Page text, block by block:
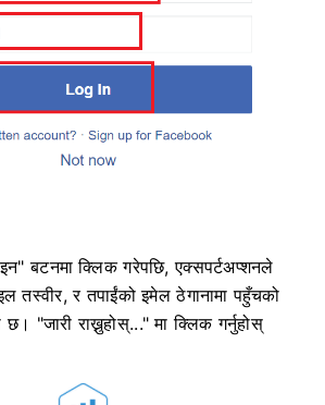
बटनमा क्लिक गरेपछि, एक्सपर्टअप्शनले
तस्वीर, र तपाईंको इमेल ठेगानामा पहुँचको
छ। "जारी राख्नुहोस्..." मा क्लिक गर्नुहोस्